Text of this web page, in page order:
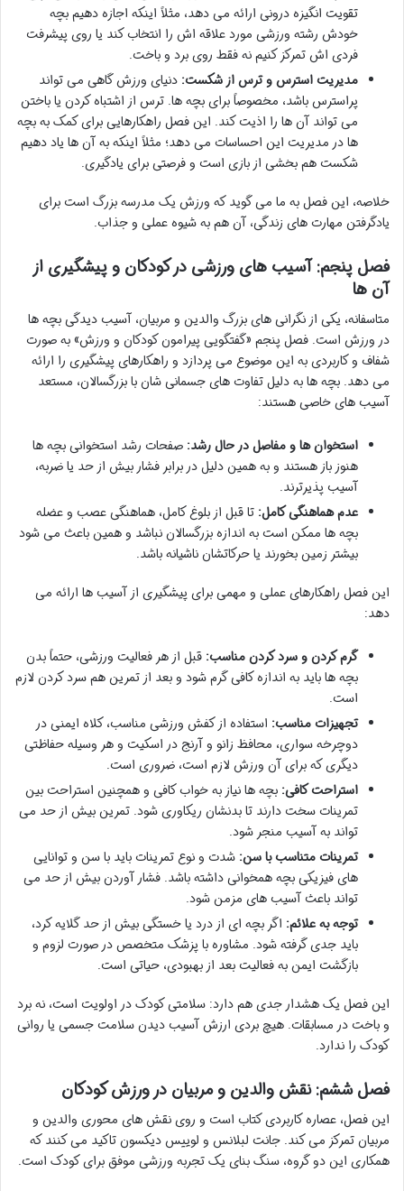
تقویت انگیزه درونی ارائه می دهد، مثلاً اینکه اجازه دهیم بچه
خودش رشته ورزشی مورد علاقه اش را انتخاب کند یا روی پیشرفت
فردی اش تمرکز کنیم نه فقط روی برد و باخت.
مدیریت استرس و ترس از شکست: دنیای ورزش گاهی می تواند
پراسترس باشد، مخصوصاً برای بچه ها. ترس از اشتباه کردن یا باختن
می تواند آن ها را اذیت کند. این فصل راهکارهایی برای کمک به بچه
ها در مدیریت این احساسات می دهد؛ مثلاً اینکه به آن ها یاد دهیم
شکست هم بخشی از بازی است و فرصتی برای یادگیری.
خلاصه، این فصل به ما می گوید که ورزش یک مدرسه بزرگ است برای
یادگرفتن مهارت های زندگی، آن هم به شیوه عملی و جذاب.
فصل پنجم: آسیب های ورزشی در کودکان و پیشگیری از
آن ها
متاسفانه، یکی از نگرانی های بزرگ والدین و مربیان، آسیب دیدگی بچه ها
در ورزش است. فصل پنجم «گفتگویی پیرامون کودکان و ورزش» به صورت
شفاف و کاربردی به این موضوع می پردازد و راهکارهای پیشگیری را ارائه
می دهد. بچه ها به دلیل تفاوت های جسمانی شان با بزرگسالان، مستعد
آسیب های خاصی هستند:
استخوان ها و مفاصل در حال رشد: صفحات رشد استخوانی بچه ها
هنوز باز هستند و به همین دلیل در برابر فشار بیش از حد یا ضربه،
آسیب پذیرترند.
عدم هماهنگی کامل: تا قبل از بلوغ کامل، هماهنگی عصب و عضله
بچه ها ممکن است به اندازه بزرگسالان نباشد و همین باعث می شود
بیشتر زمین بخورند یا حرکاتشان ناشیانه باشد.
این فصل راهکارهای عملی و مهمی برای پیشگیری از آسیب ها ارائه می
دهد:
گرم کردن و سرد کردن مناسب: قبل از هر فعالیت ورزشی، حتماً بدن
بچه ها باید به اندازه کافی گرم شود و بعد از تمرین هم سرد کردن لازم
است.
تجهیزات مناسب: استفاده از کفش ورزشی مناسب، کلاه ایمنی در
دوچرخه سواری، محافظ زانو و آرنج در اسکیت و هر وسیله حفاظتی
دیگری که برای آن ورزش لازم است، ضروری است.
استراحت کافی: بچه ها نیاز به خواب کافی و همچنین استراحت بین
تمرینات سخت دارند تا بدنشان ریکاوری شود. تمرین بیش از حد می
تواند به آسیب منجر شود.
تمرینات متناسب با سن: شدت و نوع تمرینات باید با سن و توانایی
های فیزیکی بچه همخوانی داشته باشد. فشار آوردن بیش از حد می
تواند باعث آسیب های مزمن شود.
توجه به علائم: اگر بچه ای از درد یا خستگی بیش از حد گلایه کرد،
باید جدی گرفته شود. مشاوره با پزشک متخصص در صورت لزوم و
بازگشت ایمن به فعالیت بعد از بهبودی، حیاتی است.
این فصل یک هشدار جدی هم دارد: سلامتی کودک در اولویت است، نه برد
و باخت در مسابقات. هیچ بردی ارزش آسیب دیدن سلامت جسمی یا روانی
کودک را ندارد.
فصل ششم: نقش والدین و مربیان در ورزش کودکان
این فصل، عصاره کاربردی کتاب است و روی نقش های محوری والدین و
مربیان تمرکز می کند. جانت لبلانس و لوییس دیکسون تاکید می کنند که
همکاری این دو گروه، سنگ بنای یک تجربه ورزشی موفق برای کودک است.